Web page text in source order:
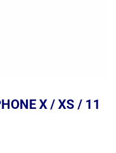
X / XS / 11